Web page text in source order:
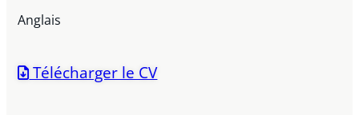
Anglais
Télécharger le CV